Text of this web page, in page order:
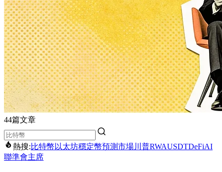
44篇文章
熱搜:比特幣 以太坊穩定幣預測市場川普RWAUSDTDeFiAI
聯準會主席